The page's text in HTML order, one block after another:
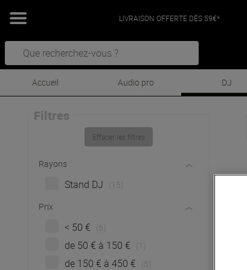
LIVRAISON OFFERTE DÈS 59€*
Accueil Audio pro DJ
Filtres
Effacer les filtres
Rayons
Stand DJ
(15)
Prix
< 50 € (6)
de 50 € à 150 €
de 150 € à 450 € (8)